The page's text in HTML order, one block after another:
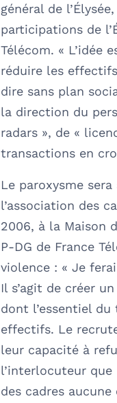
général de
participations de
Télécom. « L’idée
réduire les effectifs
dire sans plan
la direction du
radars », de «
transactions en
Le paroxysme
l’association des
2006, à la Maison
P-DG de France
violence : « Je
Il s’agit de créer
dont l’essentiel
effectifs. Le
leur capacité à
l’interlocuteur que
des cadres